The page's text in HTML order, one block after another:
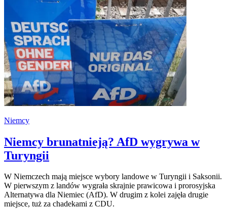
Niemcy
Niemcy brunatnieją? AfD wygrywa w
Turyngii
W Niemczech mają miejsce wybory landowe w Turyngii i Saksonii.
W pierwszym z landów wygrała skrajnie prawicowa i prorosyjska
Alternatywa dla Niemiec (AfD). W drugim z kolei zajęła drugie
miejsce, tuż za chadekami z CDU.